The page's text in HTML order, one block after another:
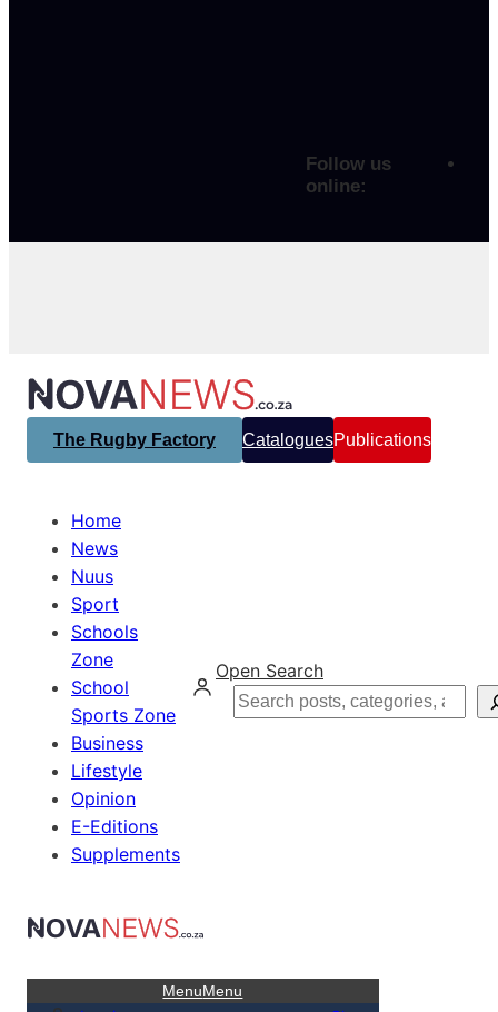
Follow us
online:
The Rugby Factory CataloguesPublications
Home
News
Nuus
Sport
Schools
Zone
School
Sports Zone
Business
Lifestyle
Opinion
E-Editions
Supplements
Open Search
Search
MenuMenu